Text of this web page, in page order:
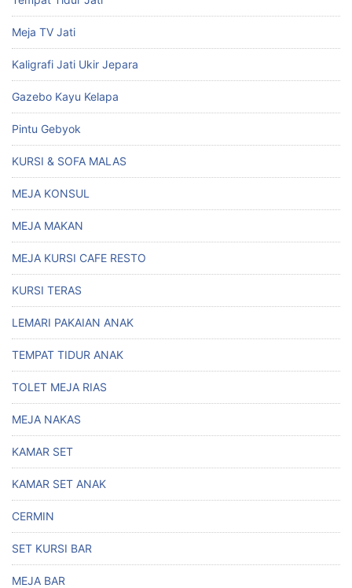
Meja TV Jati
Kaligrafi Jati Ukir Jepara
Gazebo Kayu Kelapa
Pintu Gebyok
KURSI & SOFA MALAS
MEJA KONSUL
MEJA MAKAN
MEJA KURSI CAFE RESTO
KURSI TERAS
LEMARI PAKAIAN ANAK
TEMPAT TIDUR ANAK
TOLET MEJA RIAS
MEJA NAKAS
KAMAR SET
KAMAR SET ANAK
CERMIN
SET KURSI BAR
MEJA BAR